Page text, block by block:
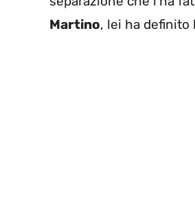
Martino, lei ha definito